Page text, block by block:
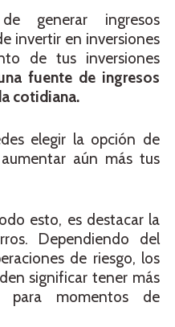
generar ingresos
invertir en inversiones
de tus inversiones
fuente de ingresos
cotidiana.
elegir la opción de
aún más tus
esto, es destacar la
Dependiendo del
de riesgo, los
significar tener más
momentos de